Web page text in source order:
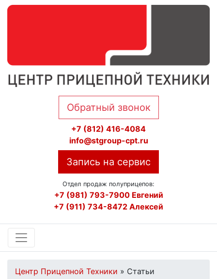
Обратный звонок
+7 (812) 416-4084
info@stgroup-cpt.ru
Запись на сервис
Отдел продаж полуприцепов:
+7 (981) 793-7900 Евгений
+7 (911) 734-8472 Алексей
Центр Прицепной Техники » Статьи